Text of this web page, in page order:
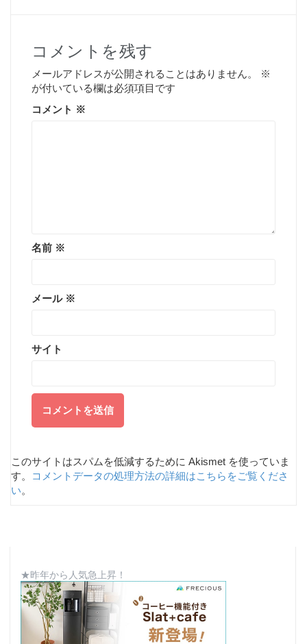
コメントを残す
メールアドレスが公開されることはありません。
※
が付いている欄は必須項目です
コメント ※
名前 ※
メール ※
サイト
このサイトはスパムを低減するために Akismet を使っていま
す。
コメントデータの処理方法の詳細はこちらをご覧くださ
い。
★昨年から人気急上昇！